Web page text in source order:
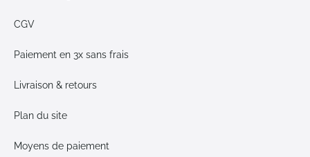
CGV
Paiement en 3x sans frais
Livraison & retours
Plan du site
Moyens de paiement